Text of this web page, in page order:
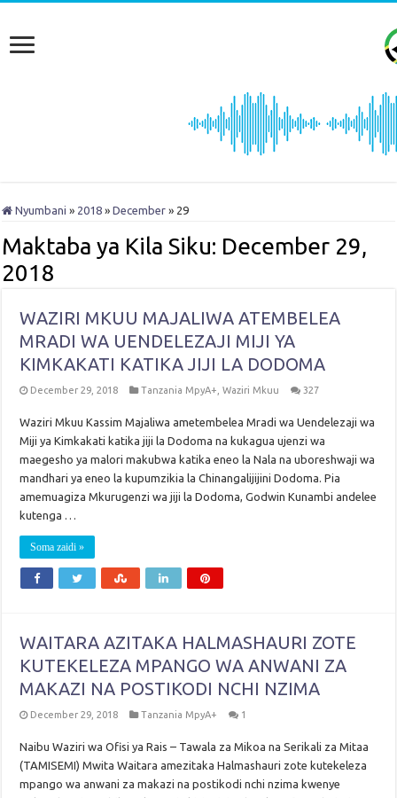
Nyumbani » 2018 » December » 29
Maktaba ya Kila Siku: December 29,
2018
WAZIRI MKUU MAJALIWA ATEMBELEA
MRADI WA UENDELEZAJI MIJI YA
KIMKAKATI KATIKA JIJI LA DODOMA
December 29, 2018 Tanzania MpyA+ ,Waziri Mkuu 327
Waziri Mkuu Kassim Majaliwa ametembelea Mradi wa Uendelezaji wa
Miji ya Kimkakati katika jiji la Dodoma na kukagua ujenzi wa
maegesho ya malori makubwa katika eneo la Nala na uboreshwaji wa
mandhari ya eneo la kupumzikia la Chinangalijijini Dodoma. Pia
amemuagiza Mkurugenzi wa jiji la Dodoma, Godwin Kunambi andelee
kutenga …
Soma zaidi »
WAITARA AZITAKA HALMASHAURI ZOTE
KUTEKELEZA MPANGO WA ANWANI ZA
MAKAZI NA POSTIKODI NCHI NZIMA
December 29, 2018 Tanzania MpyA+ 1
Naibu Waziri wa Ofisi ya Rais – Tawala za Mikoa na Serikali za Mitaa
(TAMISEMI) Mwita Waitara amezitaka Halmashauri zote kutekeleza
mpango wa anwani za makazi na postikodi nchi nzima kwenye